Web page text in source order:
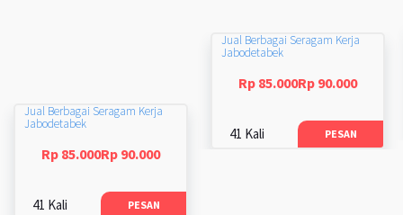
Jual Berbagai Seragam Kerja
Jabodetabek
Rp 85.000Rp 90.000
41 Kali PESAN
Jual Berbagai Seragam Kerja
Jabodetabek
Rp 85.000Rp 90.000
41 Kali PESAN